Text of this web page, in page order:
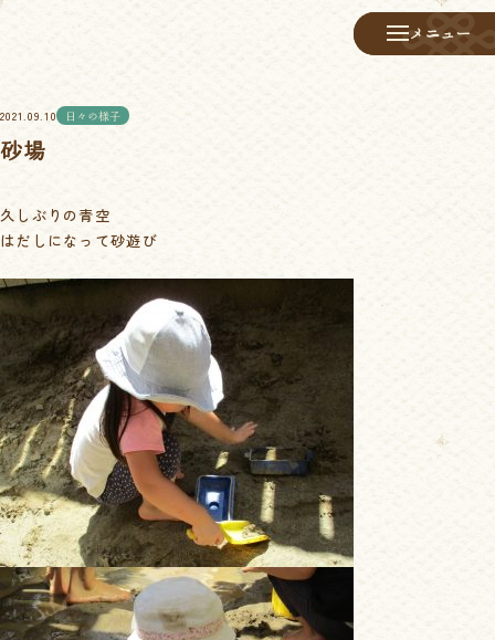
メニュー
メニュー
2021.09.10 日々の様子
砂場
久しぶりの青空
はだしになって砂遊び